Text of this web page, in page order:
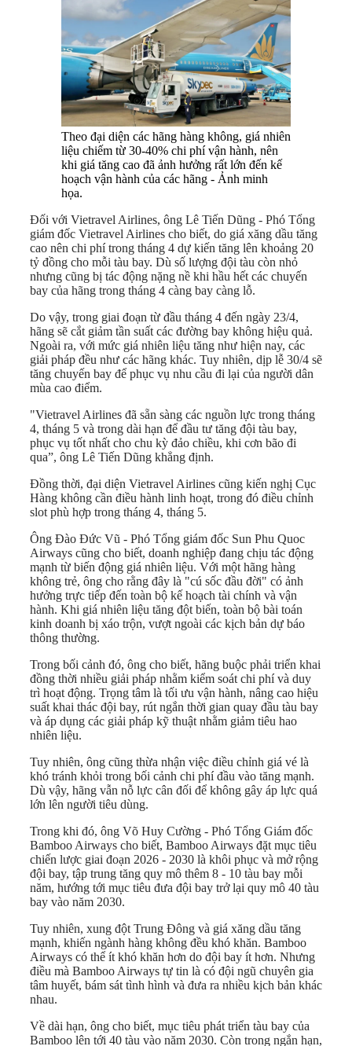
Theo đại diện các hãng hàng không, giá nhiên
liệu chiếm từ 30-40% chi phí vận hành, nên
khi giá tăng cao đã ảnh hưởng rất lớn đến kế
hoạch vận hành của các hãng - Ảnh minh
họa.
Đối với Vietravel Airlines, ông Lê Tiến Dũng - Phó Tổng
giám đốc Vietravel Airlines cho biết, do giá xăng dầu tăng
cao nên chi phí trong tháng 4 dự kiến tăng lên khoảng 20
tỷ đồng cho mỗi tàu bay. Dù số lượng đội tàu còn nhỏ
nhưng cũng bị tác động nặng nề khi hầu hết các chuyến
bay của hãng trong tháng 4 càng bay càng lỗ.
Do vậy, trong giai đoạn từ đầu tháng 4 đến ngày 23/4,
hãng sẽ cắt giảm tần suất các đường bay không hiệu quả.
Ngoài ra, với mức giá nhiên liệu tăng như hiện nay, các
giải pháp đều như các hãng khác. Tuy nhiên, dịp lễ 30/4 sẽ
tăng chuyến bay để phục vụ nhu cầu đi lại của người dân
mùa cao điểm.
"Vietravel Airlines đã sẵn sàng các nguồn lực trong tháng
4, tháng 5 và trong dài hạn để đầu tư tăng đội tàu bay,
phục vụ tốt nhất cho chu kỳ đảo chiều, khi cơn bão đi
qua”, ông Lê Tiến Dũng khẳng định.
Đồng thời, đại diện Vietravel Airlines cũng kiến nghị Cục
Hàng không cần điều hành linh hoạt, trong đó điều chỉnh
slot phù hợp trong tháng 4, tháng 5.
Ông Đào Đức Vũ - Phó Tổng giám đốc Sun Phu Quoc
Airways cũng cho biết, doanh nghiệp đang chịu tác động
mạnh từ biến động giá nhiên liệu. Với một hãng hàng
không trẻ, ông cho rằng đây là "cú sốc đầu đời" có ảnh
hưởng trực tiếp đến toàn bộ kế hoạch tài chính và vận
hành. Khi giá nhiên liệu tăng đột biến, toàn bộ bài toán
kinh doanh bị xáo trộn, vượt ngoài các kịch bản dự báo
thông thường.
Trong bối cảnh đó, ông cho biết, hãng buộc phải triển khai
đồng thời nhiều giải pháp nhằm kiểm soát chi phí và duy
trì hoạt động. Trọng tâm là tối ưu vận hành, nâng cao hiệu
suất khai thác đội bay, rút ngắn thời gian quay đầu tàu bay
và áp dụng các giải pháp kỹ thuật nhằm giảm tiêu hao
nhiên liệu.
Tuy nhiên, ông cũng thừa nhận việc điều chỉnh giá vé là
khó tránh khỏi trong bối cảnh chi phí đầu vào tăng mạnh.
Dù vậy, hãng vẫn nỗ lực cân đối để không gây áp lực quá
lớn lên người tiêu dùng.
Trong khi đó, ông Võ Huy Cường - Phó Tổng Giám đốc
Bamboo Airways cho biết, Bamboo Airways đặt mục tiêu
chiến lược giai đoạn 2026 - 2030 là khôi phục và mở rộng
đội bay, tập trung tăng quy mô thêm 8 - 10 tàu bay mỗi
năm, hướng tới mục tiêu đưa đội bay trở lại quy mô 40 tàu
bay vào năm 2030.
Tuy nhiên, xung đột Trung Đông và giá xăng dầu tăng
mạnh, khiến ngành hàng không đều khó khăn. Bamboo
Airways có thể ít khó khăn hơn do đội bay ít hơn. Nhưng
điều mà Bamboo Airways tự tin là có đội ngũ chuyên gia
tâm huyết, bám sát tình hình và đưa ra nhiều kịch bản khác
nhau.
Về dài hạn, ông cho biết, mục tiêu phát triển tàu bay của
Bamboo lên tới 40 tàu vào năm 2030. Còn trong ngắn hạn,